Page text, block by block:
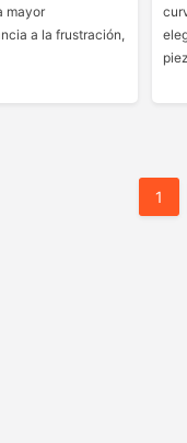
mayor
a la frustración,
1